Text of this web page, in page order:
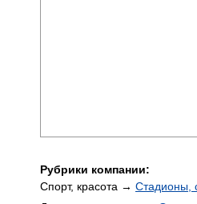
Рубрики компании:
Спорт, красота → Стадионы,